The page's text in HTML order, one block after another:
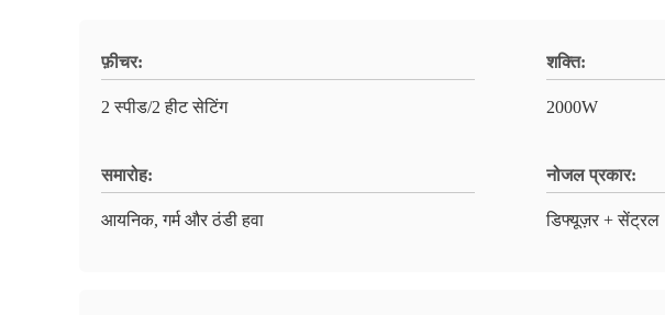
फ़ीचर:
2 स्पीड/2 हीट सेटिंग
शक्ति:
2000W
समारोह:
आयनिक, गर्म और ठंडी हवा
नोजल प्रकार:
डिफ्यूज़र + सेंट्रल